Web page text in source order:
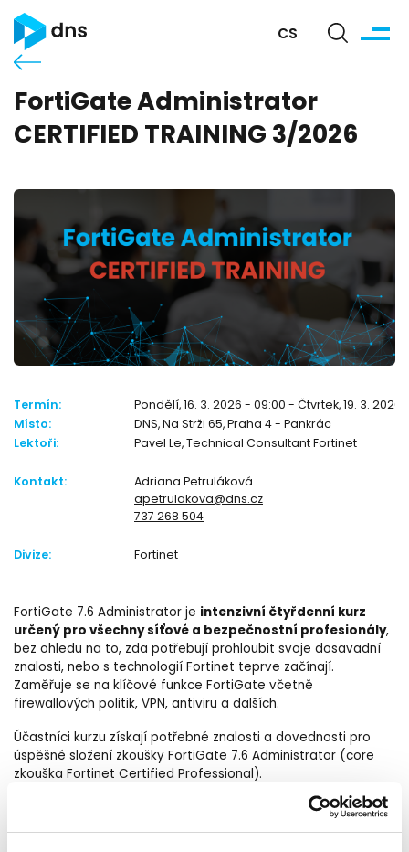
CS
FortiGate Administrator
CERTIFIED TRAINING 3/2026
Termín: Pondělí, 16. 3. 2026 - 09:00 - Čtvrtek, 19. 3. 2026
Místo: DNS, Na Strži 65, Praha 4 - Pankrác
Lektoři: Pavel Le, Technical Consultant Fortinet
Kontakt:
Adriana Petruláková
apetrulakova@dns.cz
737 268 504
Divize: Fortinet
FortiGate 7.6 Administrator je intenzivní čtyřdenní kurz
určený pro všechny síťové a bezpečnostní profesionály,
bez ohledu na to, zda potřebují prohloubit svoje dosavadní
znalosti, nebo s technologií Fortinet teprve začínají.
Zaměřuje se na klíčové funkce FortiGate včetně
firewallových politik, VPN, antiviru a dalších.
Účastníci kurzu získají potřebné znalosti a dovednosti pro
úspěšné složení zkoušky FortiGate 7.6 Administrator (core
zkouška Fortinet Certified Professional).
Ke všem účastníkům kurzu přistupuje lektor individuálně.
Součástí kurzu jsou studijní materiály a přístup do Hands-